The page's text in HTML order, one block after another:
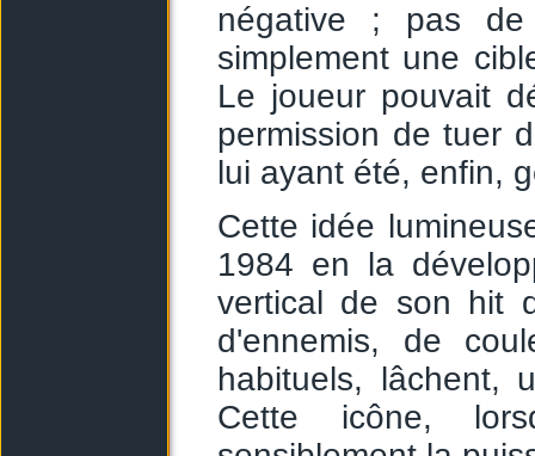
négative ; pas de
simplement une
Le joueur pouvait
permission de tuer
lui ayant été, enfin,
Cette idée
1984 en la
vertical de son hit
d'ennemis, de
habituels, lâchent,
Cette icône,